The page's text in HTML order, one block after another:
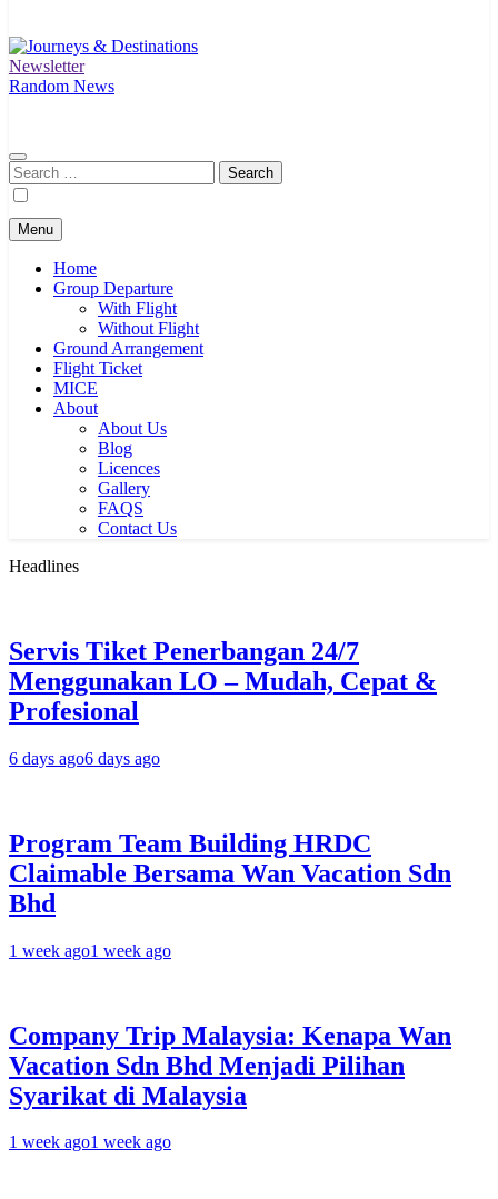
Journeys & Destinations
Best Travel Agency in Kuala Lumpur
Newsletter
Random News
Search
for:
Menu
Home
Group Departure
With Flight
Without Flight
Ground Arrangement
Flight Ticket
MICE
About
About Us
Blog
Licences
Gallery
FAQS
Contact Us
Headlines
Servis Tiket Penerbangan 24/7
Menggunakan LO – Mudah, Cepat &
Profesional
6 days ago6 days ago
Program Team Building HRDC
Claimable Bersama Wan Vacation Sdn
Bhd
1 week ago1 week ago
Company Trip Malaysia: Kenapa Wan
Vacation Sdn Bhd Menjadi Pilihan
Syarikat di Malaysia
1 week ago1 week ago